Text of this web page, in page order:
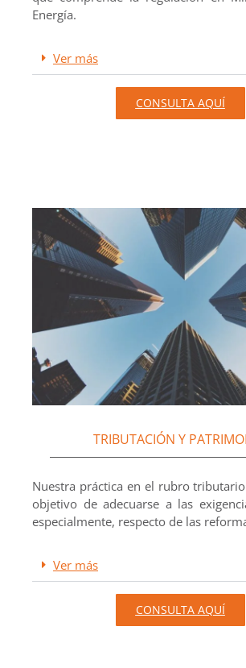
Energía.
Ver más
CONSULTA AQUÍ
TRIBUTACIÓN Y
Nuestra práctica en el rubro
objetivo de adecuarse a las
especialmente, respecto de las
Ver más
CONSULTA AQUÍ